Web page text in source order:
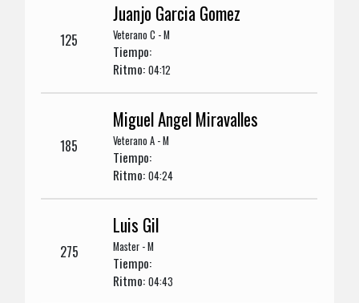
125
Juanjo Garcia Gomez
Veterano C - M
Tiempo:
Ritmo:04:12
185
Miguel Angel Miravalles
Veterano A - M
Tiempo:
Ritmo:04:24
275
Luis Gil
Master - M
Tiempo:
Ritmo:04:43